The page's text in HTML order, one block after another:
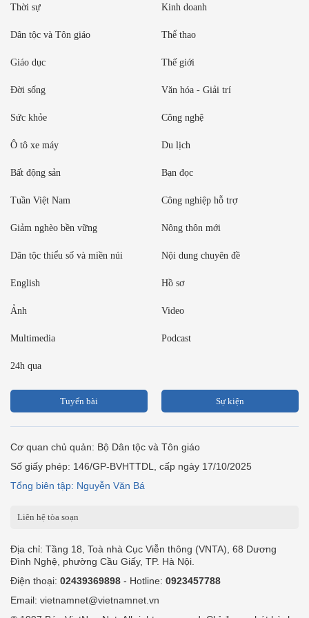
Thời sự Kinh doanh
Dân tộc và Tôn giáo Thể thao
Giáo dục Thế giới
Đời sống Văn hóa - Giải trí
Sức khỏe Công nghệ
Ô tô xe máy Du lịch
Bất động sản Bạn đọc
Tuần Việt Nam Công nghiệp hỗ trợ
Giảm nghèo bền vững Nông thôn mới
Dân tộc thiểu số và miền núi Nội dung chuyên đề
English Hồ sơ
Ảnh Video
Multimedia Podcast
24h qua
Tuyến bài Sự kiện
Cơ quan chủ quản: Bộ Dân tộc và Tôn giáo
Số giấy phép: 146/GP-BVHTTDL, cấp ngày 17/10/2025
Tổng biên tập: Nguyễn Văn Bá
Liên hệ tòa soạn
Địa chỉ: Tầng 18, Toà nhà Cục Viễn thông (VNTA), 68 Dương
Đình Nghệ, phường Cầu Giấy, TP. Hà Nội.
Điện thoại: 02439369898 - Hotline: 0923457788
Email: vietnamnet@vietnamnet.vn